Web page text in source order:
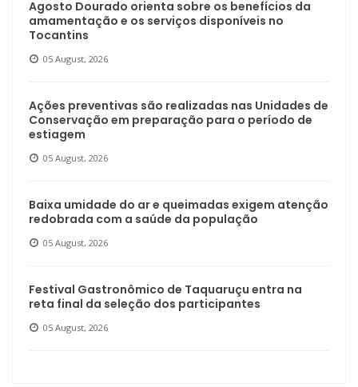
Agosto Dourado orienta sobre os benefícios da
amamentação e os serviços disponíveis no
Tocantins
05 August, 2026
Ações preventivas são realizadas nas Unidades de
Conservação em preparação para o período de
estiagem
05 August, 2026
Baixa umidade do ar e queimadas exigem atenção
redobrada com a saúde da população
05 August, 2026
Festival Gastronômico de Taquaruçu entra na
reta final da seleção dos participantes
05 August, 2026